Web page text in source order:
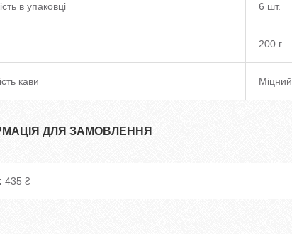
в упаковці 6 шт.
200 г
кави Міцний
ДЛЯ ЗАМОВЛЕННЯ
435 ₴